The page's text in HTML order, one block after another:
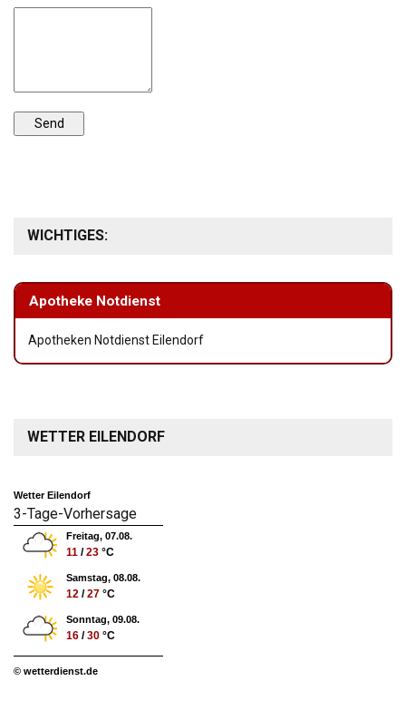
WICHTIGES:
Apotheke Notdienst
Apotheken Notdienst Eilendorf
WETTER EILENDORF
Wetter Eilendorf
3-Tage-Vorhersage
Freitag, 07.08.
11 /23 °C
Samstag, 08.08.
12 /27 °C
Sonntag, 09.08.
16 /30 °C
© wetterdienst.de